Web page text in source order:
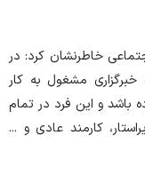
خاطرنشان کرد: در
۲۰ سال در یک خبرگزاری مشغول به کار
باشد و این فرد در تمام
کارمند عادی و ...